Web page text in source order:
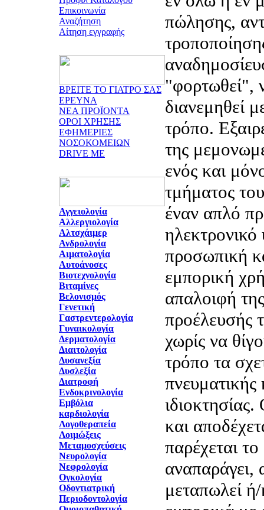
Επικοινωνία
Αναζήτηση
Αίτηση εγγραφής
ΒΡΕΙΤΕ ΤΟ ΓΙΑΤΡΟ ΣΑΣ
ΕΡΕΥΝΑ
ΝΕΑ ΠΡΟΪΟΝΤΑ
ΟΡΟΙ ΧΡΗΣΗΣ
ΕΦΗΜΕΡΙΕΣ
ΝΟΣΟΚΟΜΕΙΩΝ
DRIVE ME
Αγγειολογία
Αλλεργιολογία
Αλτσχάιμερ
Ανδρολογία
Αιματολογία
Αυτοάνοσες
Βιοτεχνολογία
Βιταμίνες
Βελονισμός
Γενετική
Γαστρεντερολογία
Γυναικολογία
Δερματολογία
Διαιτολογία
Δυσανεξία
Δυσλεξία
Διατροφή
Ενδοκρινολογία
Εμβόλια
καρδιολογία
Λογοθεραπεία
Λοιμώξεις
Μεταμοσχεύσεις
Νευρολογία
Νεφρολογία
Ογκολογία
Οδοντιατρική
Περιοδοντολογία
πώλησης,
"φορτωθεί",
διανεμηθεί
τρόπο.
της
ενός και
τμήματος
έναν απλό
ηλεκτρονικό
προσωπική
εμπορική
απαλοιφή
προέλευσής
χωρίς να
τρόπο τα
πνευματικής
και
παρέχεται
αναπαράγει,
μεταπωλεί ή/